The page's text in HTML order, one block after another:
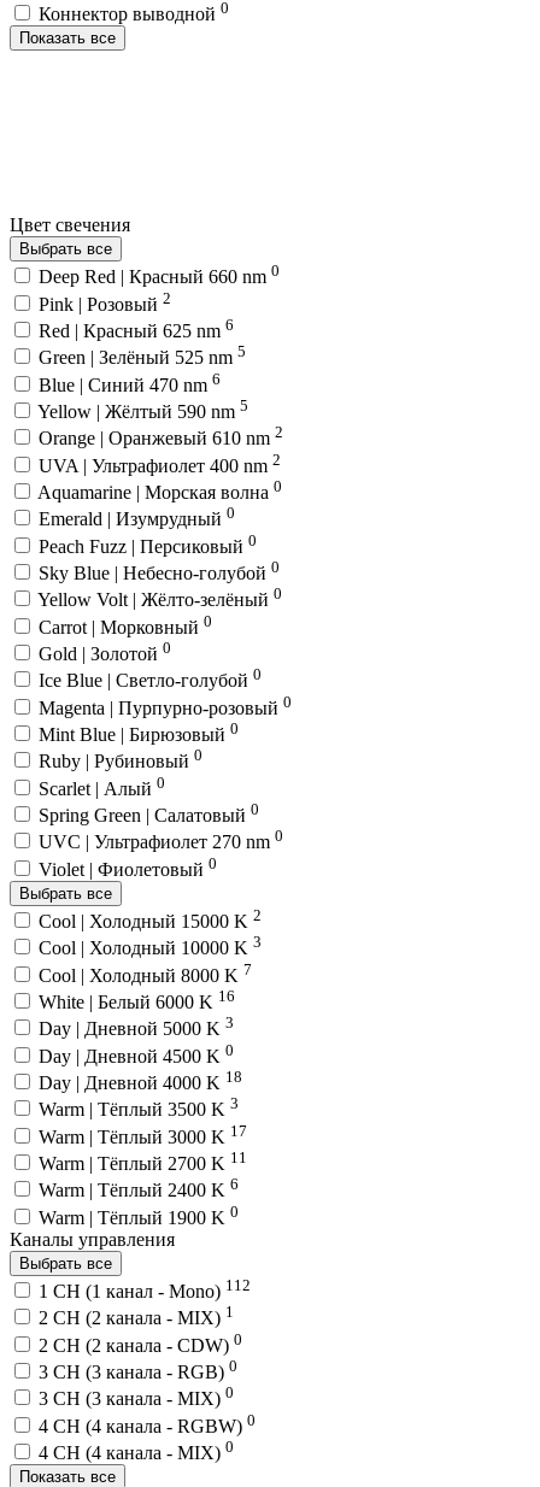
Коннектор выводной 0
Показать все
Цвет свечения
Выбрать все
Deep Red | Красный 660 nm 0
Pink | Розовый 2
Red | Красный 625 nm 6
Green | Зелёный 525 nm 5
Blue | Синий 470 nm 6
Yellow | Жёлтый 590 nm 5
Orange | Оранжевый 610 nm 2
UVA | Ультрафиолет 400 nm 2
Aquamarine | Морская волна 0
Emerald | Изумрудный 0
Peach Fuzz | Персиковый 0
Sky Blue | Небесно-голубой 0
Yellow Volt | Жёлто-зелёный 0
Carrot | Морковный 0
Gold | Золотой 0
Ice Blue | Светло-голубой 0
Magenta | Пурпурно-розовый 0
Mint Blue | Бирюзовый 0
Ruby | Рубиновый 0
Scarlet | Алый 0
Spring Green | Салатовый 0
UVC | Ультрафиолет 270 nm 0
Violet | Фиолетовый 0
Выбрать все
Cool | Холодный 15000 K 2
Cool | Холодный 10000 K 3
Cool | Холодный 8000 K 7
White | Белый 6000 K 16
Day | Дневной 5000 K 3
Day | Дневной 4500 K 0
Day | Дневной 4000 K 18
Warm | Тёплый 3500 K 3
Warm | Тёплый 3000 K 17
Warm | Тёплый 2700 K 11
Warm | Тёплый 2400 K 6
Warm | Тёплый 1900 K 0
Каналы управления
Выбрать все
1 CH (1 канал - Mono) 112
2 CH (2 канала - MIX) 1
2 CH (2 канала - CDW) 0
3 CH (3 канала - RGB) 0
3 CH (3 канала - MIX) 0
4 CH (4 канала - RGBW) 0
4 CH (4 канала - MIX) 0
Показать все